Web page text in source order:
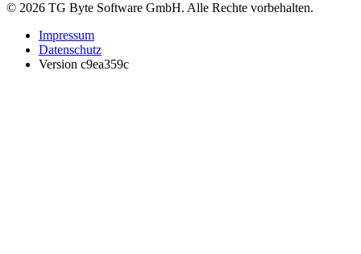
© 2026 TG Byte Software GmbH. Alle Rechte vorbehalten.
Impressum
Datenschutz
Version c9ea359c